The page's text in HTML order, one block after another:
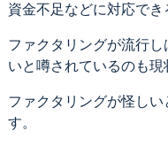
資金不足などに対応でき
ファクタリングが流行
いと噂されているのも現
ファクタリングが怪し
す。